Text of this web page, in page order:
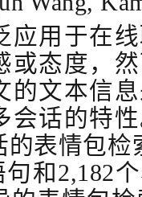
应用于在
或态度，
的文本信
会话的特
的表情包检
和 2,182